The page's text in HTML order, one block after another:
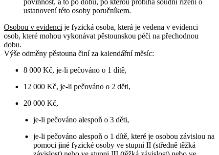
ustanovení této osoby poručníkem.
Osobou v evidenci je fyzická osoba, která je vedena v evidenci
osob, které mohou vykonávat pěstounskou péči na přechodnou
dobu.
Výše odměny pěstouna činí za kalendářní měsíc:
8 000 Kč, je-li pečováno o 1 dítě,
12 000 Kč, je-li pečováno o 2 děti,
20 000 Kč,
je-li pečováno alespoň o 3 děti,
je-li pečováno alespoň o 1 dítě, které je osobou závislou na
pomoci jiné fyzické osoby ve stupni II (středně těžká